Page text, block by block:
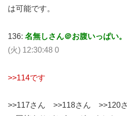
は可能です。
136: 名無しさん＠お腹いっぱい。
(火) 12:30:48 0
>>114です
>>117さん >>118さん >>120